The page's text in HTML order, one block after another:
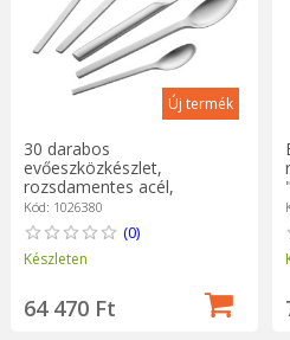
Új termék
30 darabos
evőeszközkészlet,
rozsdamentes acél,
"Minimale", Matted - Zwilling
Kód: 1026380
(0)
Készleten
64 470 Ft